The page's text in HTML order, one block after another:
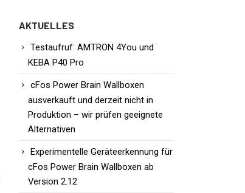
AKTUELLES
Testaufruf: AMTRON 4You und
KEBA P40 Pro
cFos Power Brain Wallboxen
ausverkauft und derzeit nicht in
Produktion – wir prüfen geeignete
Alternativen
Experimentelle Geräteerkennung für
cFos Power Brain Wallboxen ab
Version 2.12